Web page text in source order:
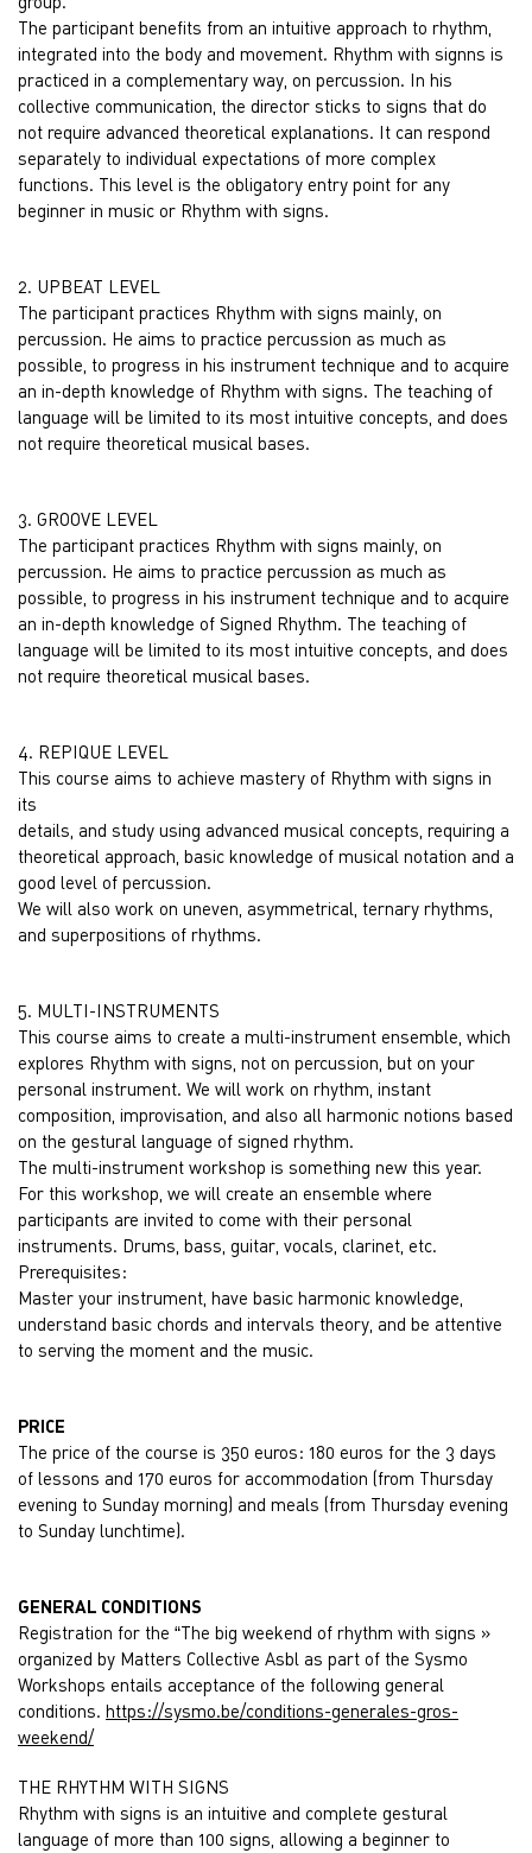
The participant benefits from an intuitive approach to rhythm,
integrated into the body and movement. Rhythm with signns is
practiced in a complementary way, on percussion. In his
collective communication, the director sticks to signs that do
not require advanced theoretical explanations. It can respond
separately to individual expectations of more complex
functions. This level is the obligatory entry point for any
beginner in music or Rhythm with signs.
2. UPBEAT LEVEL
The participant practices Rhythm with signs mainly, on
percussion. He aims to practice percussion as much as
possible, to progress in his instrument technique and to acquire
an in-depth knowledge of Rhythm with signs. The teaching of
language will be limited to its most intuitive concepts, and does
not require theoretical musical bases.
3. GROOVE LEVEL
The participant practices Rhythm with signs mainly, on
percussion. He aims to practice percussion as much as
possible, to progress in his instrument technique and to acquire
an in-depth knowledge of Signed Rhythm. The teaching of
language will be limited to its most intuitive concepts, and does
not require theoretical musical bases.
4. REPIQUE LEVEL
This course aims to achieve mastery of Rhythm with signs in
its
details, and study using advanced musical concepts, requiring a
theoretical approach, basic knowledge of musical notation and a
good level of percussion.
We will also work on uneven, asymmetrical, ternary rhythms,
and superpositions of rhythms.
5. MULTI-INSTRUMENTS
This course aims to create a multi-instrument ensemble, which
explores Rhythm with signs, not on percussion, but on your
personal instrument. We will work on rhythm, instant
composition, improvisation, and also all harmonic notions based
on the gestural language of signed rhythm.
The multi-instrument workshop is something new this year.
For this workshop, we will create an ensemble where
participants are invited to come with their personal
instruments. Drums, bass, guitar, vocals, clarinet, etc.
Prerequisites:
Master your instrument, have basic harmonic knowledge,
understand basic chords and intervals theory, and be attentive
to serving the moment and the music.
PRICE
The price of the course is 350 euros: 180 euros for the 3 days
of lessons and 170 euros for accommodation (from Thursday
evening to Sunday morning) and meals (from Thursday evening
to Sunday lunchtime).
GENERAL CONDITIONS
Registration for the “The big weekend of rhythm with signs »
organized by Matters Collective Asbl as part of the Sysmo
Workshops entails acceptance of the following general
conditions. https://sysmo.be/conditions-generales-gros-
weekend/
THE RHYTHM WITH SIGNS
Rhythm with signs is an intuitive and complete gestural
language of more than 100 signs, allowing a beginner to